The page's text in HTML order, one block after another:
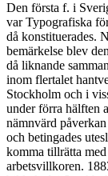
Den första f. i
var Typografiska
då konstituerades.
bemärkelse blev
då liknande
inom flertalet
Stockholm och i
under förra hälften
nämnvärd
och betingades
komma tillrätta
arbetsvillkoren.